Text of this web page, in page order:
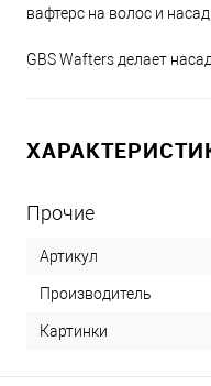
вафтерс на волос и
GBS Wafters делает
Прочие
Артикул
Производитель
Картинки